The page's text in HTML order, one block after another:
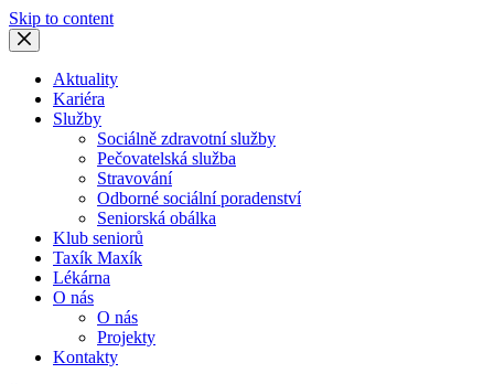
Skip to content
Aktuality
Kariéra
Služby
Sociálně zdravotní služby
Pečovatelská služba
Stravování
Odborné sociální poradenství
Seniorská obálka
Klub seniorů
Taxík Maxík
Lékárna
O nás
O nás
Projekty
Kontakty